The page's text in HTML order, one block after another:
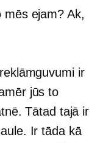
ejam? Ak,
ir
jūs to
Tātad tajā ir
Ir tāda kā